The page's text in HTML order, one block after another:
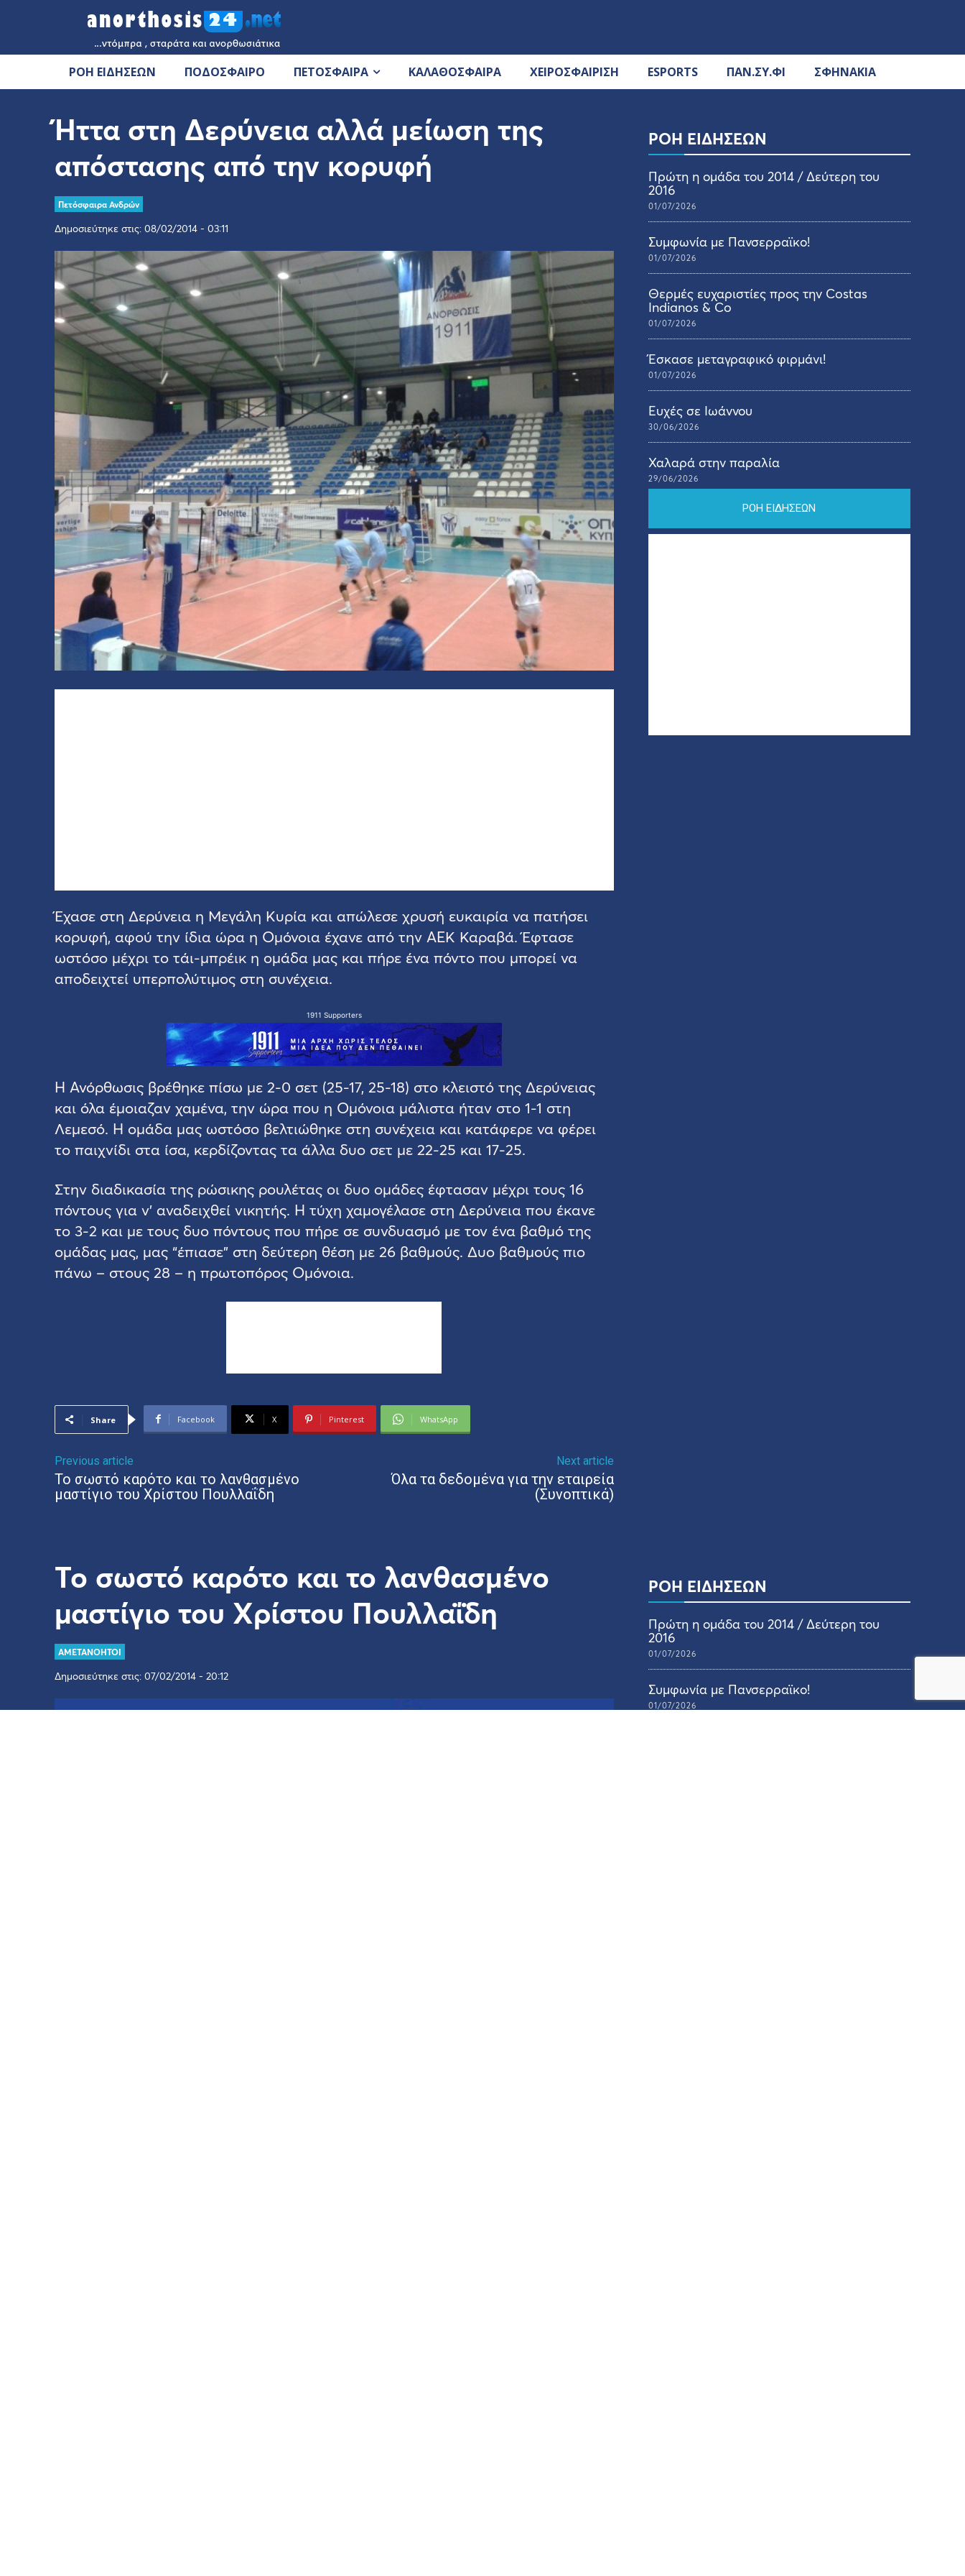
ΡΟΗ ΕΙΔΗΣΕΩΝ ΠΟΔΟΣΦΑΙΡΟ ΠΕΤΟΣΦΑΙΡΑ ΚΑΛΑΘΟΣΦΑΙΡΑ ΧΕΙΡΟΣΦΑΙΡΙΣΗ ESPORTS ΠΑΝ.ΣΥ.ΦΙ ΣΦΗΝΑΚΙΑ
Ήττα στη Δερύνεια αλλά μείωση της
απόστασης από την κορυφή
Πετόσφαιρα Ανδρών
Δημοσιεύτηκε στις: 08/02/2014 - 03:11
Έχασε στη Δερύνεια η Μεγάλη Κυρία και απώλεσε χρυσή ευκαιρία να πατήσει
κορυφή, αφού την ίδια ώρα η Ομόνοια έχανε από την ΑΕΚ Καραβά. Έφτασε
ωστόσο μέχρι το τάι-μπρέικ η ομάδα μας και πήρε ένα πόντο που μπορεί να
αποδειχτεί υπερπολύτιμος στη συνέχεια.
1911 Supporters
Η Ανόρθωσις βρέθηκε πίσω με 2-0 σετ (25-17, 25-18) στο κλειστό της Δερύνειας
και όλα έμοιαζαν χαμένα, την ώρα που η Ομόνοια μάλιστα ήταν στο 1-1 στη
Λεμεσό. Η ομάδα μας ωστόσο βελτιώθηκε στη συνέχεια και κατάφερε να φέρει
το παιχνίδι στα ίσα, κερδίζοντας τα άλλα δυο σετ με 22-25 και 17-25.
Στην διαδικασία της ρώσικης ρουλέτας οι δυο ομάδες έφτασαν μέχρι τους 16
πόντους για ν’ αναδειχθεί νικητής. Η τύχη χαμογέλασε στη Δερύνεια που έκανε
το 3-2 και με τους δυο πόντους που πήρε σε συνδυασμό με τον ένα βαθμό της
ομάδας μας, μας “έπιασε” στη δεύτερη θέση με 26 βαθμούς. Δυο βαθμούς πιο
πάνω – στους 28 – η πρωτοπόρος Ομόνοια.
Share Facebook X Pinterest WhatsApp
Previous article
Το σωστό καρότο και το λανθασμένο
μαστίγιο του Χρίστου Πουλλαΐδη
Next article
Όλα τα δεδομένα για την εταιρεία
(Συνοπτικά)
ΡΟΗ ΕΙΔΗΣΕΩΝ
Πρώτη η ομάδα του 2014 / Δεύτερη του
2016
01/07/2026
Συμφωνία με Πανσερραϊκο!
01/07/2026
Θερμές ευχαριστίες προς την Costas
Indianos & Co
01/07/2026
Έσκασε μεταγραφικό φιρμάνι!
01/07/2026
Ευχές σε Ιωάννου
30/06/2026
Χαλαρά στην παραλία
29/06/2026
ΡΟΗ ΕΙΔΗΣΕΩΝ